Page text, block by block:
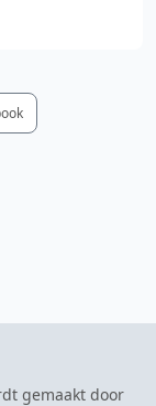
gemaakt door